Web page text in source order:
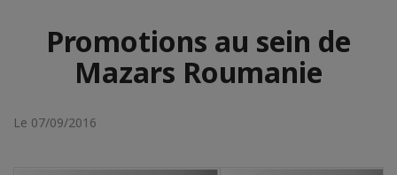
Promotions au sein de
Mazars Roumanie
Le 07/09/2016